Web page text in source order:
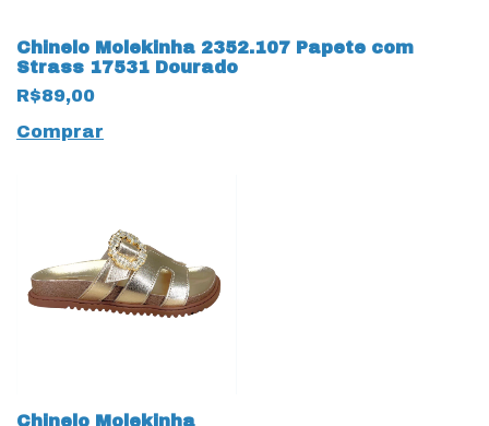
Chinelo Molekinha 2352.107 Papete com
Strass 17531 Dourado
R$89,00
Comprar
Chinelo Molekinha